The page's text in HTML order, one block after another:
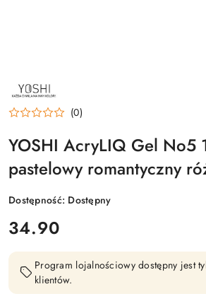
NAZWA
PRODUCENTA:
YOSHI
(0)
YOSHI AcryLIQ Gel No5
pastelowy romantyczny
Dostępność: Dostępny
cena:
34.90
Program lojalnościowy dostępny jest
klientów.